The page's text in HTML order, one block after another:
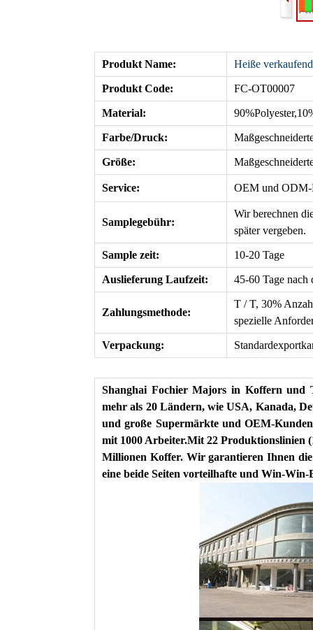
Produkt Name: Heiße
Produkt Code: FC-OT00007
Material:
Farbe/Druck:
Größe:
Service: OEM und ODM-
Samplegebühr:
Wir berechnen
später vergeben.
Sample zeit: 10-20 Tage
Auslieferung Laufzeit: 45-60 Tage nach
Zahlungsmethode:
T / T, 30%
spezielle
Verpackung:
Shanghai Fochier Majors in Koffern und
mehr als 20 Ländern, wie USA, Kanada,
und große Supermärkte und OEM-
mit 1000 Arbeiter.Mit 22 Produktionslinien
Millionen Koffer. Wir garantieren Ihnen die
eine beide Seiten vorteilhafte und Win-Win-